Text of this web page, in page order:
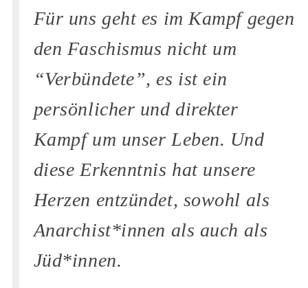
Für uns geht es im Kampf gegen
den Faschismus nicht um
“Verbündete”, es ist ein
persönlicher und direkter
Kampf um unser Leben. Und
diese Erkenntnis hat unsere
Herzen entzündet, sowohl als
Anarchist*innen als auch als
Jüd*innen.